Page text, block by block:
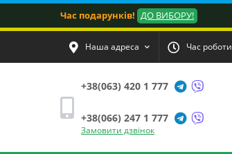
Час подарунків! ДО ВИБОРУ!
Наша адреса Час роботи
+38(063) 420 1 777
+38(066) 247 1 777
Замовити дзвінок